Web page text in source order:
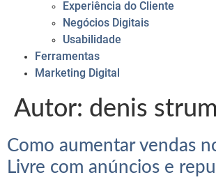
Experiência do Cliente
Negócios Digitais
Usabilidade
Ferramentas
Marketing Digital
Autor: denis strum
Como aumentar vendas
Livre com anúncios e